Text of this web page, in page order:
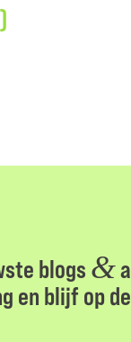
blogs &
en blijf op